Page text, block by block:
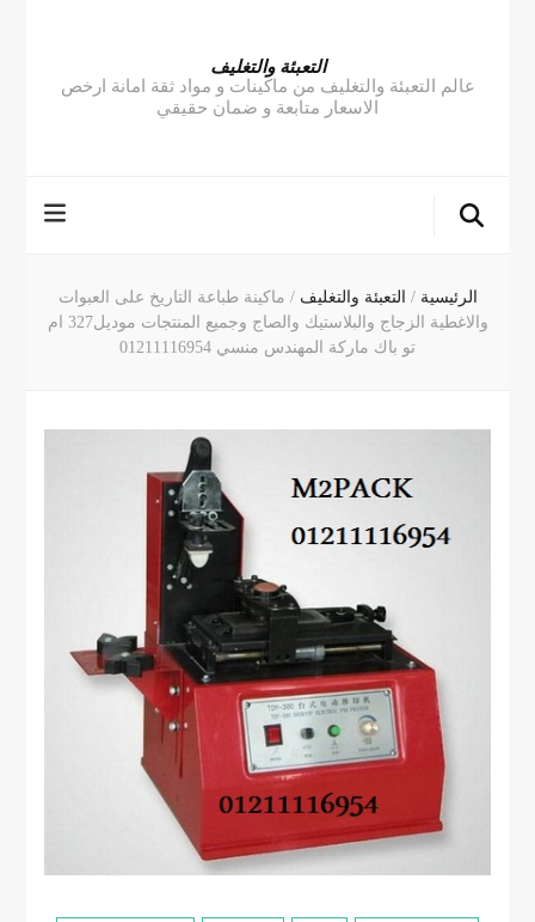
التعبئة والتغليف
عالم التعبئة والتغليف من ماكينات و مواد ثقة امانة ارخص
الاسعار متابعة و ضمان حقيقي
الرئيسية / التعبئة والتغليف/ ماكينة طباعة التاريخ على العبوات
والاغطية الزجاج والبلاستيك والصاج وجميع المنتجات موديل327 ام
تو باك ماركة المهندس منسي 01211116954